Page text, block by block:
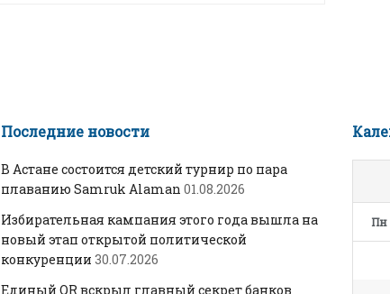
Последние новости
В Астане состоится детский турнир по пара
плаванию Samruk Alaman 01.08.2026
Избирательная кампания этого года вышла на
новый этап открытой политической
конкуренции 30.07.2026
Единый QR вскрыл главный секрет банков
Пн